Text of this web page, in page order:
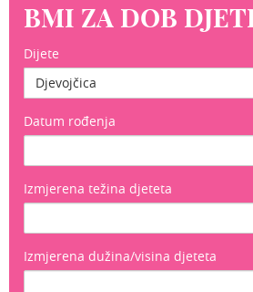
BMI ZA DOB
Dijete
Djevojčica
Datum rođenja
Izmjerena težina djeteta
Izmjerena dužina/visina djeteta